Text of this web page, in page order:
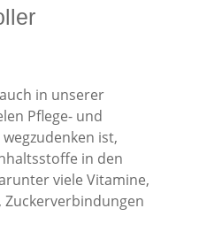
in unserer
Pflege- und
ist,
in den
viele Vitamine,
Zuckerverbindungen